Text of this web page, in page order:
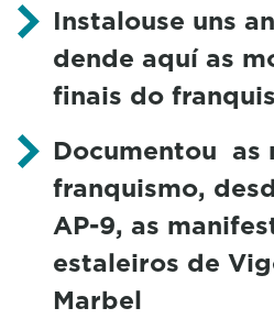
Instalouse uns
dende aquí as
finais do
Documentou as
franquismo,
AP-9, as
estaleiros de
Marbel